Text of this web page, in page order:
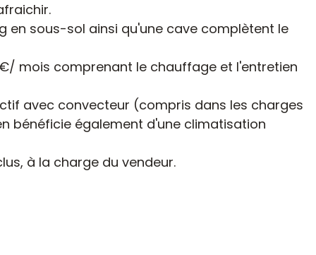
en sous-sol ainsi qu'une cave complètent le
mois comprenant le chauffage et l'entretien
avec convecteur (compris dans les charges
bénéficie également d'une climatisation
à la charge du vendeur.